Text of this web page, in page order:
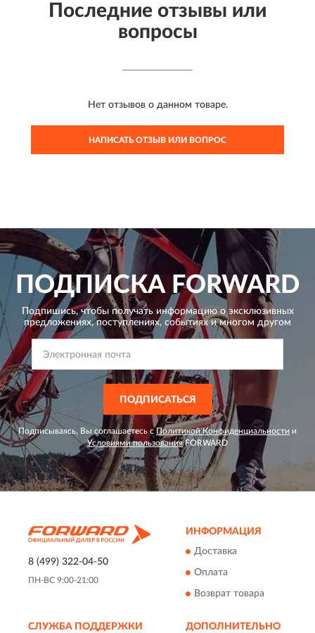
Последние отзывы или
вопросы
Нет отзывов о данном товаре.
НАПИСАТЬ ОТЗЫВ ИЛИ ВОПРОС
ПОДПИСКАFORWARD
Подпишись, чтобы получать информацию о эксклюзивных
предложениях,поступлениях, событиях и многом другом
ПОДПИСАТЬСЯ
Подписываясь, Вы соглашаетесь с Политикой Конфиденциальности и
Условиями пользованияFORWARD
8 (499) 322-04-50
ПН-ВС 9:00-21:00
ИНФОРМАЦИЯ
Доставка
Оплата
Возврат товара
СЛУЖБА ПОДДЕРЖКИ ДОПОЛНИТЕЛЬНО